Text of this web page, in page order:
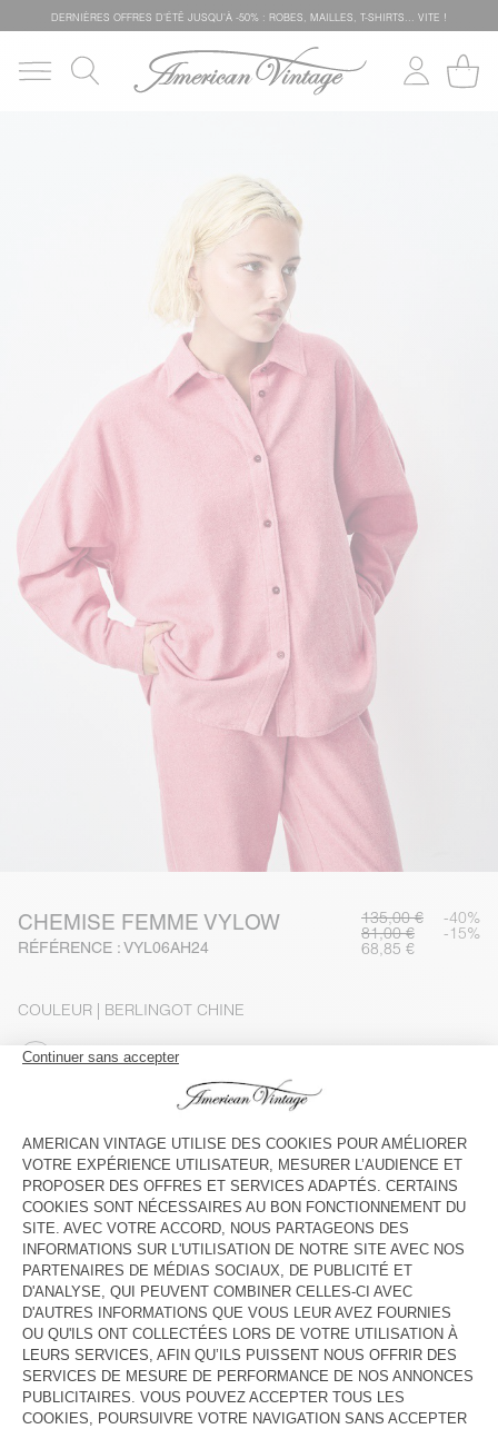
DERNIÈRES OFFRES D'ÉTÊ JUSQU'À -50% : ROBES, MAILLES, T-SHIRTS... VITE !
CHEMISE FEMME VYLOW
RÉFÉRENCE : VYL06AH24
135,00 € -40%
81,00 € -15%
68,85 €
COULEUR | BERLINGOT CHINE
S M L
Le mannequin mesure 173 cm et porte une taille S
GUIDE DES TAILLES
Livraison estiméeentre le mardi 11 août et le jeudi 13 août
AJOUTER AU PANIER
DESCRIPTION
TAILLE ET COUPE
COMPOSITION